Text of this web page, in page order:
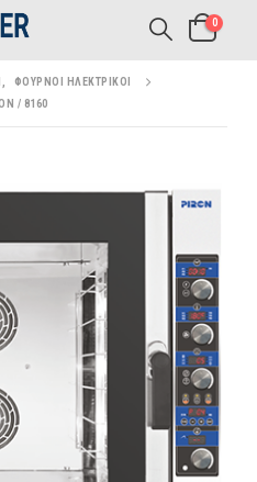
0
ΦΟΎΡΝΟΙ ΗΛΕΚΤΡΙΚΟΊ
/ 8160